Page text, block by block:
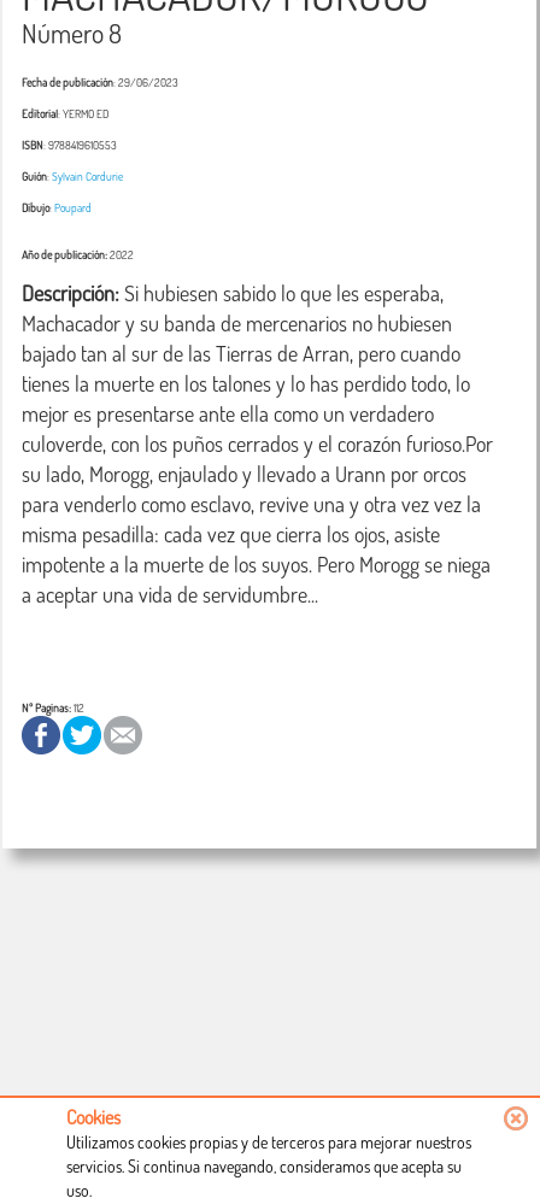
Número 8
Fecha de publicación: 29/06/2023
Editorial: YERMO ED
ISBN: 9788419610553
Guión:Sylvain Cordurie
Dibujo:Poupard
Año de publicación:2022
Descripción: Si hubiesen sabido lo que les esperaba,
Machacador y su banda de mercenarios no hubiesen
bajado tan al sur de las Tierras de Arran, pero cuando
tienes la muerte en los talones y lo has perdido todo, lo
mejor es presentarse ante ella como un verdadero
culoverde, con los puños cerrados y el corazón furioso.Por
su lado, Morogg, enjaulado y llevado a Urann por orcos
para venderlo como esclavo, revive una y otra vez vez la
misma pesadilla: cada vez que cierra los ojos, asiste
impotente a la muerte de los suyos. Pero Morogg se niega
a aceptar una vida de servidumbre...
Nº Paginas:112
Condiciones de uso
Cookies
Utilizamos cookies propias y de terceros para mejorar nuestros
servicios. Si continua navegando, consideramos que acepta su
uso.